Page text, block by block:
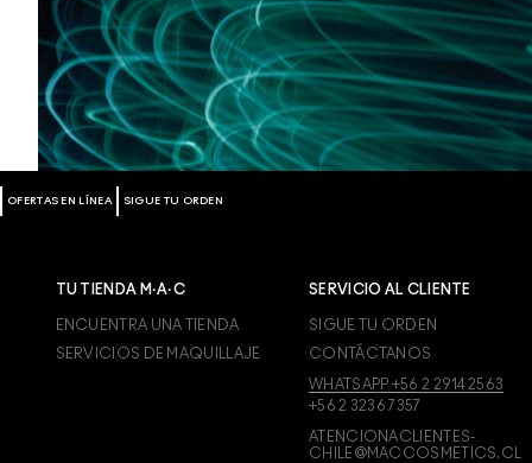
OFERTAS EN LÍNEA SIGUE TU ORDEN
TU TIENDA M·A·C
ENCUENTRA UNA TIENDA
SERVICIOS DE MAQUILLAJE
SERVICIO AL CLIENTE
SIGUE TU ORDEN
CONTÁCTANOS
WHATSAPP +56 2 2914 2563
+56 2 3236 7357
ATENCIONACLIENTES-
CHILE@MACCOSMETICS.CL